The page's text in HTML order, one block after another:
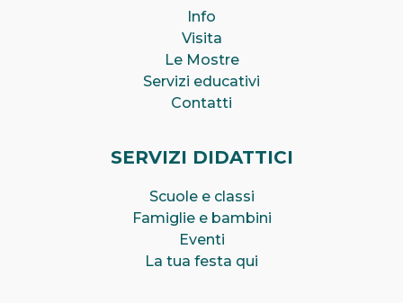
Info
Visita
Le Mostre
Servizi educativi
Contatti
SERVIZI DIDATTICI
Scuole e classi
Famiglie e bambini
Eventi
La tua festa qui